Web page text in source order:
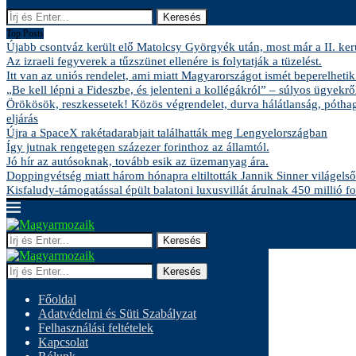
Keresés
Top Posts
Újabb csontváz került elő Matolcsy Györgyék után, most már a II.
Az izraeli fegyverek a tűzszünet ellenére is folytatják a tüzelést.
Itt van az uniós rendelet, ami miatt Magyarországot ismét
„Be kell lépni a Fideszbe, és jelenteni a kollégákról” – súlyos
Örökösök, reszkessetek! Közös végrendelet, durva hálátlanság,
eljárás
Újra a SpaceX rakétadarabjait találhatták meg Lengyelországban
Így jutnak rengetegen százezer forinthoz az államtól.
Jó hír az autósoknak, tovább esik az üzemanyag ára.
Doppingvétség miatt három hónapra eltiltották Jannik Sinner
Kisfaludy-támogatással épült balatoni luxusvillát árulnak 450 millió
Keresés
Keresés
Főoldal
Adatvédelmi és Süti Szabályzat
Felhasználási feltételek
Kapcsolat